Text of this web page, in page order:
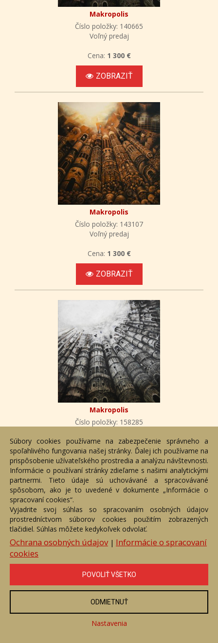
Makropolis
Číslo položky: 140665
Voľný predaj
Cena: 1 300 €
ZOBRAZIŤ
Makropolis
Číslo položky: 143107
Voľný predaj
Cena: 1 300 €
ZOBRAZIŤ
Makropolis
Číslo položky: 158285
Cena: 1 300 €
ZOBRAZIŤ
Maková panenka
Číslo položky: 149488
Súbory cookies používame na zabezpečenie správneho a
spoľahlivého fungovania našej stránky. Ďalej ich používame na
prispôsobenie užívateľského prostredia a analýzu návštevnosti.
Informácie o používaní stránky zdieľame s našimi analytickými
partnermi. Tieto údaje sú uchovávané a spracovávané
spôsobom, ako je to uvedené v dokumente „Informácie o
spracovaní cookies“.
Vyjadrite svoj súhlas so spracovaním osobných údajov
prostredníctvom súborov cookies použitím zobrazených
tlačidiel. Súhlas môžete kedykoľvek odvolať.
Ochrana osobných údajov| Informácie o spracovaní
cookies
POVOLIŤ VŠETKO
ODMIETNUŤ
Nastavenia